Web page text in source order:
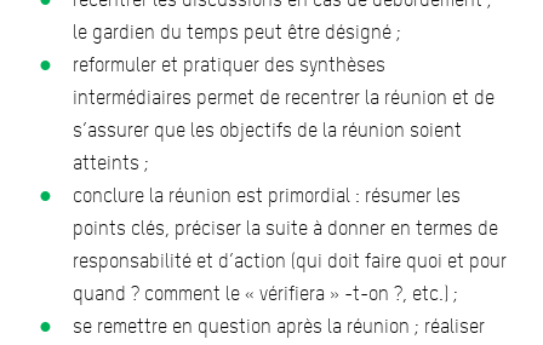
le gardien du temps peut être désigné ;
reformuler et pratiquer des synthèses
intermédiaires permet de recentrer la réunion et de
s’assurer que les objectifs de la réunion soient
atteints ;
conclure la réunion est primordial : résumer les
points clés, préciser la suite à donner en termes de
responsabilité et d’action (qui doit faire quoi et pour
quand ? comment le « vérifiera » -t-on ?, etc.) ;
se remettre en question après la réunion ; réaliser